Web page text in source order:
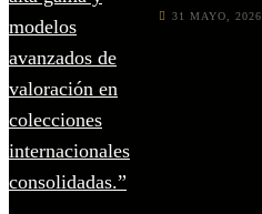
31 MAYO, 2026